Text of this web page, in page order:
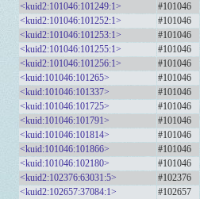
<kuid2:101046:101249:1>
#101046
<kuid2:101046:101252:1>
#101046
<kuid2:101046:101253:1>
#101046
<kuid2:101046:101255:1>
#101046
<kuid2:101046:101256:1>
#101046
<kuid:101046:101265>
#101046
<kuid:101046:101337>
#101046
<kuid:101046:101725>
#101046
<kuid:101046:101791>
#101046
<kuid:101046:101814>
#101046
<kuid:101046:101866>
#101046
<kuid:101046:102180>
#101046
<kuid2:102376:63031:5>
#102376
<kuid2:102657:37084:1>
#102657